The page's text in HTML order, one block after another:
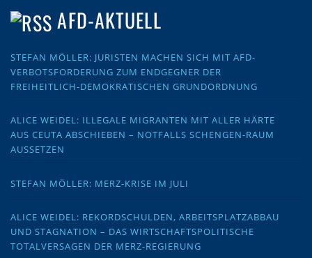
AFD-AKTUELL
STEFAN MÖLLER: JURISTEN MACHEN SICH MIT AFD-
VERBOTSFORDERUNG ZUM ENDGEGNER DER
FREIHEITLICH-DEMOKRATISCHEN GRUNDORDNUNG
ALICE WEIDEL: ILLEGALE MIGRANTEN MIT ALLER HÄRTE
AUS CEUTA ABSCHIEBEN – NOTFALLS SCHENGEN-RAUM
AUSSETZEN
STEFAN MÖLLER: MERZ-KRISE IM JULI
ALICE WEIDEL: REKORDSCHULDEN, ARBEITSPLATZABBAU
UND STAGNATION – DAS WIRTSCHAFTSPOLITISCHE
TOTALVERSAGEN DER MERZ-REGIERUNG